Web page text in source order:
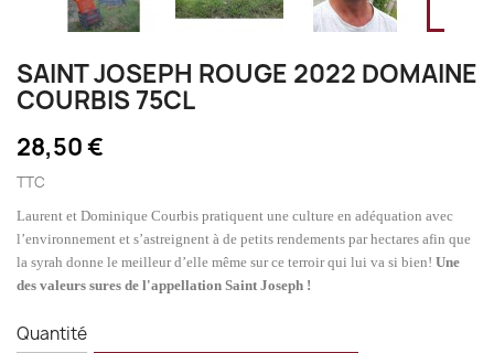
SAINT JOSEPH ROUGE 2022 DOMAINE
COURBIS 75CL
28,50 €
TTC
Laurent et Dominique Courbis pratiquent une culture en adéquation avec
l’environnement et s’astreignent à de petits rendements par hectares afin que
la syrah donne le meilleur d’elle même sur ce terroir qui lui va si bien! Une
des valeurs sures de l'appellation Saint Joseph !
Quantité